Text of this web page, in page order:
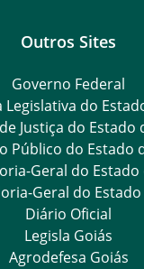
Outros Sites
Governo Federal
Legislativa do
Justiça do Estado
Público do Estado
Geral do Estado
Geral do Estado
Diário Oficial
Legisla Goiás
Agrodefesa Goiás